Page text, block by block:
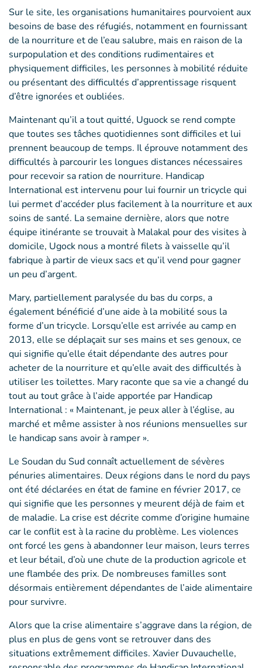
Sur le site, les organisations humanitaires pourvoient aux
besoins de base des réfugiés, notamment en fournissant
de la nourriture et de l’eau salubre, mais en raison de la
surpopulation et des conditions rudimentaires et
physiquement difficiles, les personnes à mobilité réduite
ou présentant des difficultés d’apprentissage risquent
d’être ignorées et oubliées.
Maintenant qu’il a tout quitté, Uguock se rend compte
que toutes ses tâches quotidiennes sont difficiles et lui
prennent beaucoup de temps. Il éprouve notamment des
difficultés à parcourir les longues distances nécessaires
pour recevoir sa ration de nourriture. Handicap
International est intervenu pour lui fournir un tricycle qui
lui permet d’accéder plus facilement à la nourriture et aux
soins de santé. La semaine dernière, alors que notre
équipe itinérante se trouvait à Malakal pour des visites à
domicile, Ugock nous a montré filets à vaisselle qu’il
fabrique à partir de vieux sacs et qu’il vend pour gagner
un peu d’argent.
Mary, partiellement paralysée du bas du corps, a
également bénéficié d’une aide à la mobilité sous la
forme d’un tricycle. Lorsqu’elle est arrivée au camp en
2013, elle se déplaçait sur ses mains et ses genoux, ce
qui signifie qu’elle était dépendante des autres pour
acheter de la nourriture et qu’elle avait des difficultés à
utiliser les toilettes. Mary raconte que sa vie a changé du
tout au tout grâce à l’aide apportée par Handicap
International : « Maintenant, je peux aller à l’église, au
marché et même assister à nos réunions mensuelles sur
le handicap sans avoir à ramper ».
Le Soudan du Sud connaît actuellement de sévères
pénuries alimentaires. Deux régions dans le nord du pays
ont été déclarées en état de famine en février 2017, ce
qui signifie que les personnes y meurent déjà de faim et
de maladie. La crise est décrite comme d’origine humaine
car le conflit est à la racine du problème. Les violences
ont forcé les gens à abandonner leur maison, leurs terres
et leur bétail, d’où une chute de la production agricole et
une flambée des prix. De nombreuses familles sont
désormais entièrement dépendantes de l’aide alimentaire
pour survivre.
Alors que la crise alimentaire s’aggrave dans la région, de
plus en plus de gens vont se retrouver dans des
situations extrêmement difficiles. Xavier Duvauchelle,